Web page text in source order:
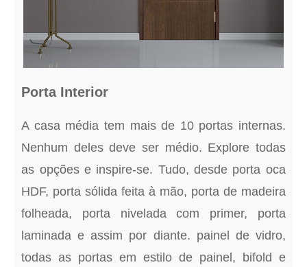
Porta Interior
A casa média tem mais de 10 portas internas.
Nenhum deles deve ser médio. Explore todas
as opções e inspire-se. Tudo, desde porta oca
HDF, porta sólida feita à mão, porta de madeira
folheada, porta nivelada com primer, porta
laminada e assim por diante. painel de vidro,
todas as portas em estilo de painel, bifold e